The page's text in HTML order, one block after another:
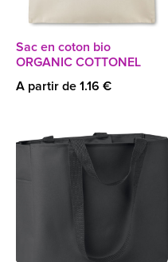
Sac en coton bio
ORGANIC COTTONEL
A partir de 1.16 €